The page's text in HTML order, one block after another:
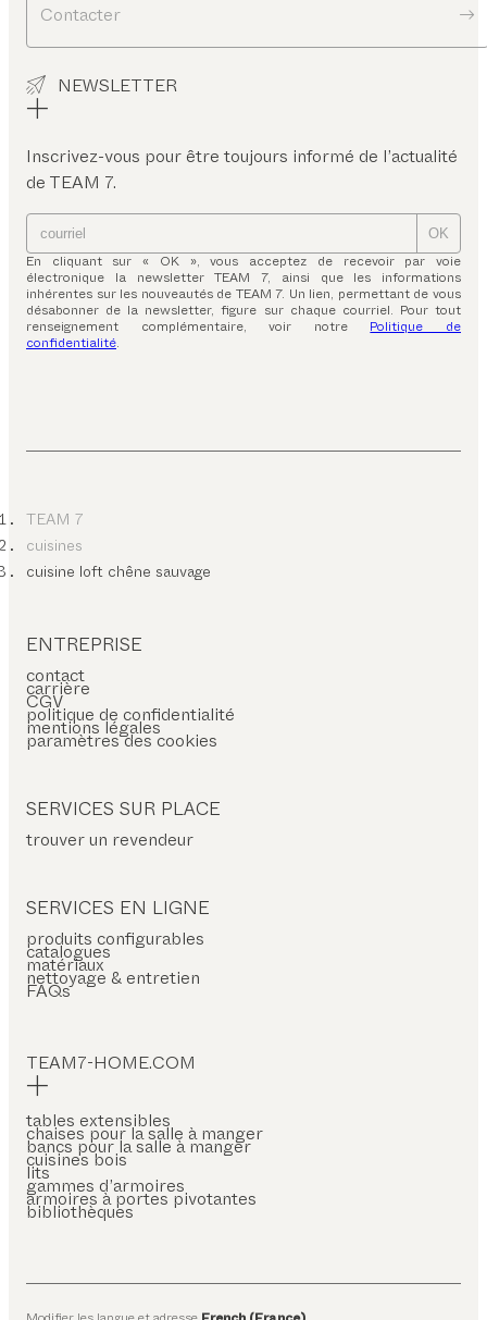
Contacter
NEWSLETTER
Inscrivez-vous pour être toujours informé de l’actualité
de TEAM 7.
OK
En cliquant sur « OK », vous acceptez de recevoir par voie
électronique la newsletter TEAM 7, ainsi que les informations
inhérentes sur les nouveautés de TEAM 7. Un lien, permettant de vous
désabonner de la newsletter, figure sur chaque courriel. Pour tout
renseignement complémentaire, voir notre Politique de
confidentialité.
TEAM 7
cuisines
cuisine loft chêne sauvage
ENTREPRISE
contact
carrière
CGV
politique de confidentialité
mentions légales
paramètres des cookies
SERVICES SUR PLACE
trouver un revendeur
SERVICES EN LIGNE
produits configurables
catalogues
matériaux
nettoyage & entretien
FAQs
TEAM7-HOME.COM
tables extensibles
chaises pour la salle à manger
bancs pour la salle à manger
cuisines bois
lits
gammes d’armoires
armoires à portes pivotantes
bibliothèques